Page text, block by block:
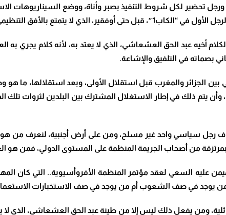
لكل شروط التنفيذ بصبر وأناة، ووضع السيناريوهات
بالأفق التنظيمي والدقة فيه مثل الأول.
أخيه عبد الحق العشعاشي، الذي لا يعتد به، لأنه كلام
بصماته في التلفيق والإشاعة.
يتم ذلك في إطار الاستغلال المشترك بين البلدين لثروات تلك
وبمرتزقة من أصحاب الجريمة المنظمة على المستوى الدولي، فمن هو
عليه السعي لعقد مؤتمر المنظمة الأفروأسيوية.. التي كان
من يوجد في صف الشعوب أم من يوجد في صف الاستخبارات
ومن يفعل ذلك ليس إلا من طينة عبد الحق العشعاشي، الذي لا